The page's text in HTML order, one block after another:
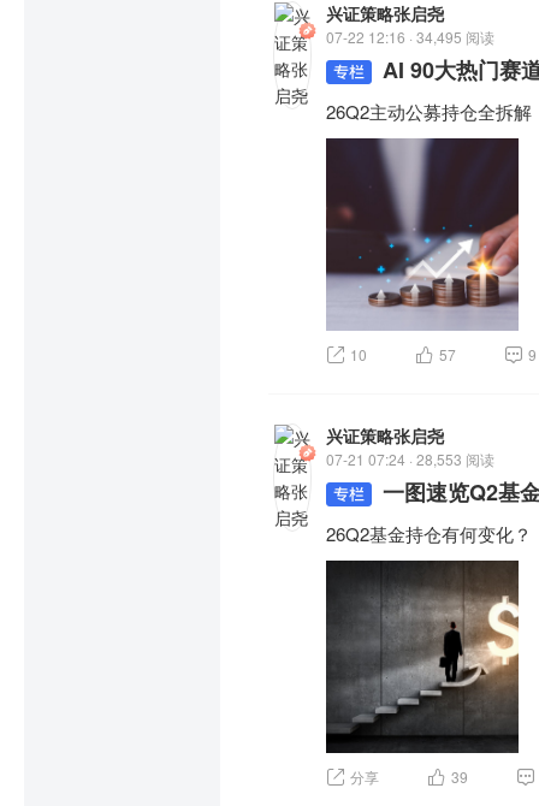
兴证策略张启尧
07-22 12:16 · 34,495 阅读
AI 90大热门赛
26Q2主动公募持仓全拆解
10 57 9
兴证策略张启尧
07-21 07:24 · 28,553 阅读
一图速览Q2基
26Q2基金持仓有何变化？
分享 39